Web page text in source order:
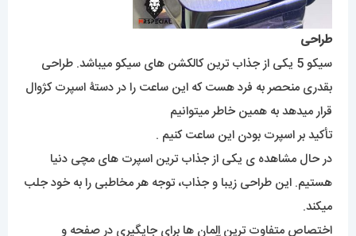
طراحی
سیکو 5 یکی از جذاب ترین کالکشن های سیکو میباشد. طراحی
بقدری منحصر به فرد هست که این ساعت را در دستۀ اسپرت کژوال
قرار میدهد به همین خاطر میتوانیم
تأکید بر اسپرت بودن این ساعت کنیم .
در حال مشاهده ی یکی از جذاب ترین اسپرت های مچی دنیا
هستیم. این طراحی زیبا و جذاب، توجه هر مخاطبی را به خود جلب
میکند.
اختصاص متفاوت ترین اِلِمان ها برای جایگیری در صفحه و